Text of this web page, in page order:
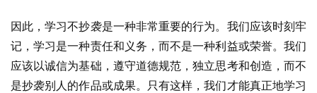
因此，学习不抄袭是一种非常重要的行为。我们应该时刻牢
记，学习是一种责任和义务，而不是一种利益或荣誉。我们
应该以诚信为基础，遵守道德规范，独立思考和创造，而不
是抄袭别人的作品或成果。只有这样，我们才能真正地学习